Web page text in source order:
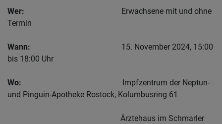
Wer: Erwachsene mit und ohne
Termin
Wann: 15. November 2024, 15:00
bis 18:00 Uhr
Wo: Impfzentrum der Neptun-
und Pinguin-Apotheke Rostock, Kolumbusring 61
Ärztehaus im Schmarler